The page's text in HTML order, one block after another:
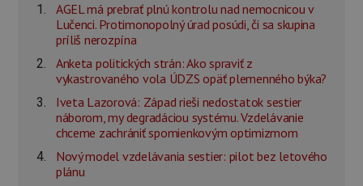
AGEL má prebrať plnú kontrolu nad nemocnicou v
Lučenci. Protimonopolný úrad posúdi, či sa skupina
príliš nerozpína
Anketa politických strán: Ako spraviť z
vykastrovaného vola ÚDZS opäť plemenného býka?
Iveta Lazorová: Západ rieši nedostatok sestier
náborom, my degradáciou systému. Vzdelávanie
chceme zachrániť spomienkovým optimizmom
Nový model vzdelávania sestier: pilot bez letového
plánu